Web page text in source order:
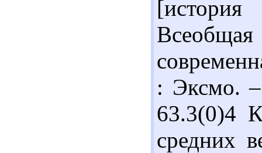
: Эксмо.
63.3(0)4
средних